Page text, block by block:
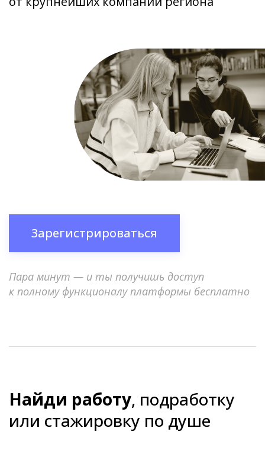
Зарегистрироваться
Пара минут — и ты получишь доступ
к полному функционалу платформы бесплатно
Найди работу, подработку
или стажировку по душе